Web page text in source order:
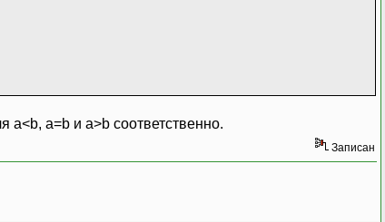
a<b, a=b и a>b соответственно.
Записан